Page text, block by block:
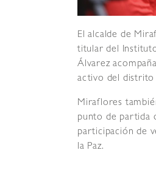
El alcalde de
titular del
Álvarez
activo del distrito
Miraflores
punto de partida
participación de
la Paz.